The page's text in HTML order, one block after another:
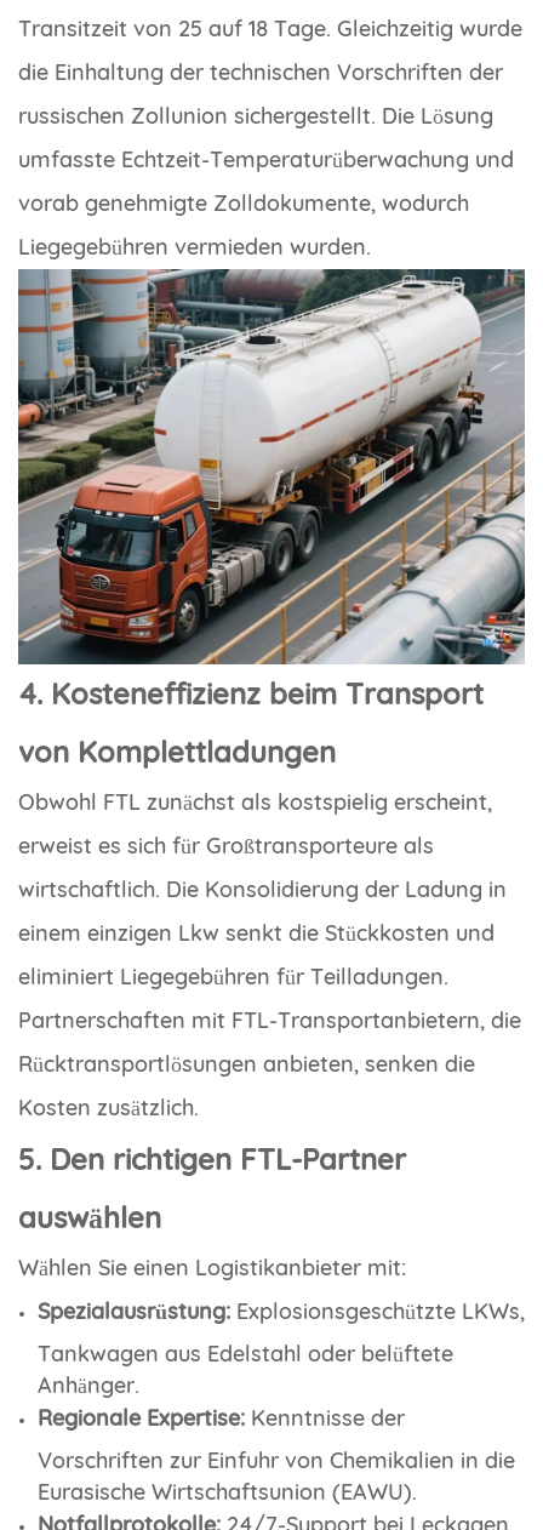
Transitzeit von 25 auf 18 Tage. Gleichzeitig wurde
die Einhaltung der technischen Vorschriften der
russischen Zollunion sichergestellt. Die Lösung
umfasste Echtzeit-Temperaturüberwachung und
vorab genehmigte Zolldokumente, wodurch
Liegegebühren vermieden wurden.
4. Kosteneffizienz beim Transport
von Komplettladungen
Obwohl FTL zunächst als kostspielig erscheint,
erweist es sich für Großtransporteure als
wirtschaftlich. Die Konsolidierung der Ladung in
einem einzigen Lkw senkt die Stückkosten und
eliminiert Liegegebühren für Teilladungen.
Partnerschaften mit FTL-Transportanbietern, die
Rücktransportlösungen anbieten, senken die
Kosten zusätzlich.
5. Den richtigen FTL-Partner
auswählen
Wählen Sie einen Logistikanbieter mit:
Spezialausrüstung: Explosionsgeschützte LKWs,
Tankwagen aus Edelstahl oder belüftete
Anhänger.
Regionale Expertise: Kenntnisse der
Vorschriften zur Einfuhr von Chemikalien in die
Eurasische Wirtschaftsunion (EAWU).
Notfallprotokolle: 24/7-Support bei Leckagen,